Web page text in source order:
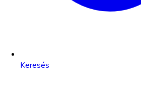
Keresés